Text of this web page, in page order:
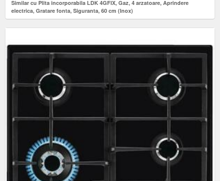
Similar cu Plita incorporabila LDK 4GFIX, Gaz, 4 arzatoare, Aprindere
electrica, Gratare fonta, Siguranta, 60 cm (Inox)